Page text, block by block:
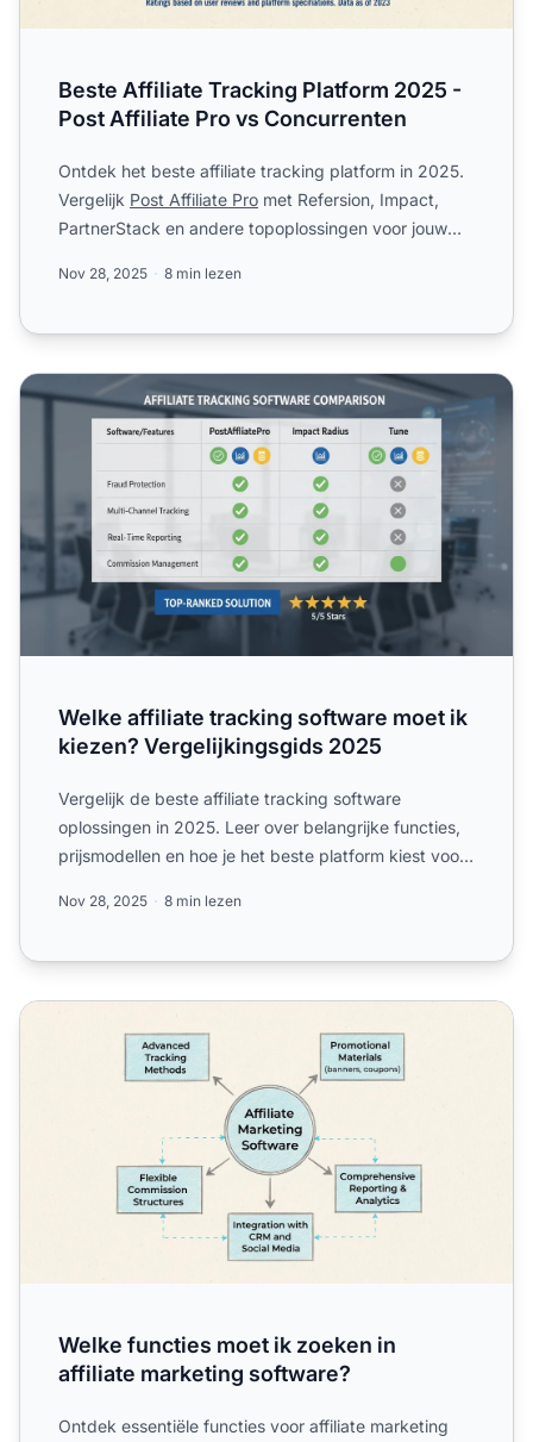
Beste Affiliate Tracking Platform 2025 -
Post Affiliate Pro vs Concurrenten
Ontdek het beste affiliate tracking platform in 2025.
Vergelijk Post Affiliate Pro met Refersion, Impact,
PartnerStack en andere topoplossingen voor jouw
Nov 28, 2025 8 min lezen
Welke affiliate tracking software moet ik kiezen?
Welke affiliate tracking software moet ik
kiezen? Vergelijkingsgids 2025
Vergelijk de beste affiliate tracking software
oplossingen in 2025. Leer over belangrijke functies,
prijsmodellen en hoe je het beste platform kiest voor
Nov 28, 2025 8 min lezen
Welke functies moet ik zoeken in affiliate marketing
Welke functies moet ik zoeken in
affiliate marketing software?
Ontdek essentiële functies voor affiliate marketing